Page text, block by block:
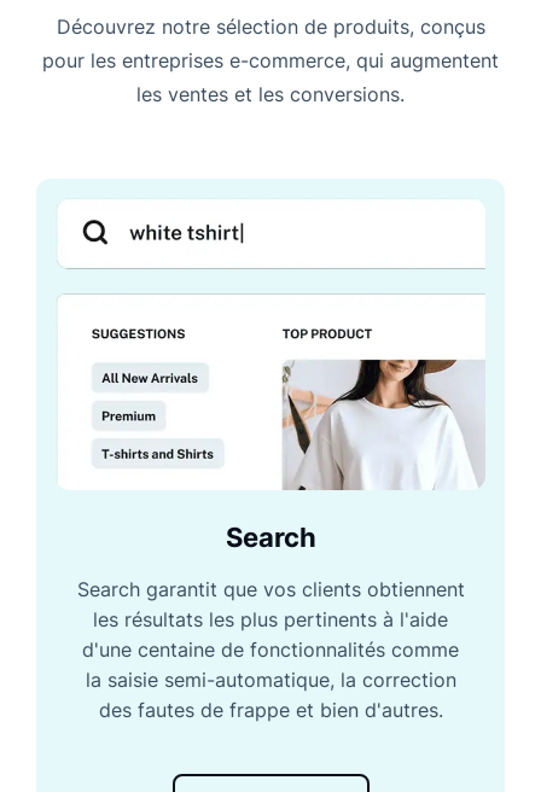
Découvrez notre sélection de produits, conçus
pour les entreprises e-commerce, qui augmentent
les ventes et les conversions.
Search
Search garantit que vos clients obtiennent
les résultats les plus pertinents à l'aide
d'une centaine de fonctionnalités comme
la saisie semi-automatique, la correction
des fautes de frappe et bien d'autres.